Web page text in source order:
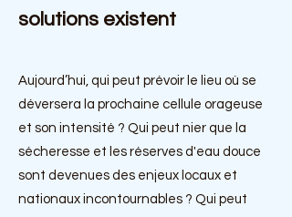
solutions existent
Aujourd’hui, qui peut prévoir le lieu où se
déversera la prochaine cellule orageuse
et son intensité ? Qui peut nier que la
sécheresse et les réserves d'eau douce
sont devenues des enjeux locaux et
nationaux incontournables ? Qui peut